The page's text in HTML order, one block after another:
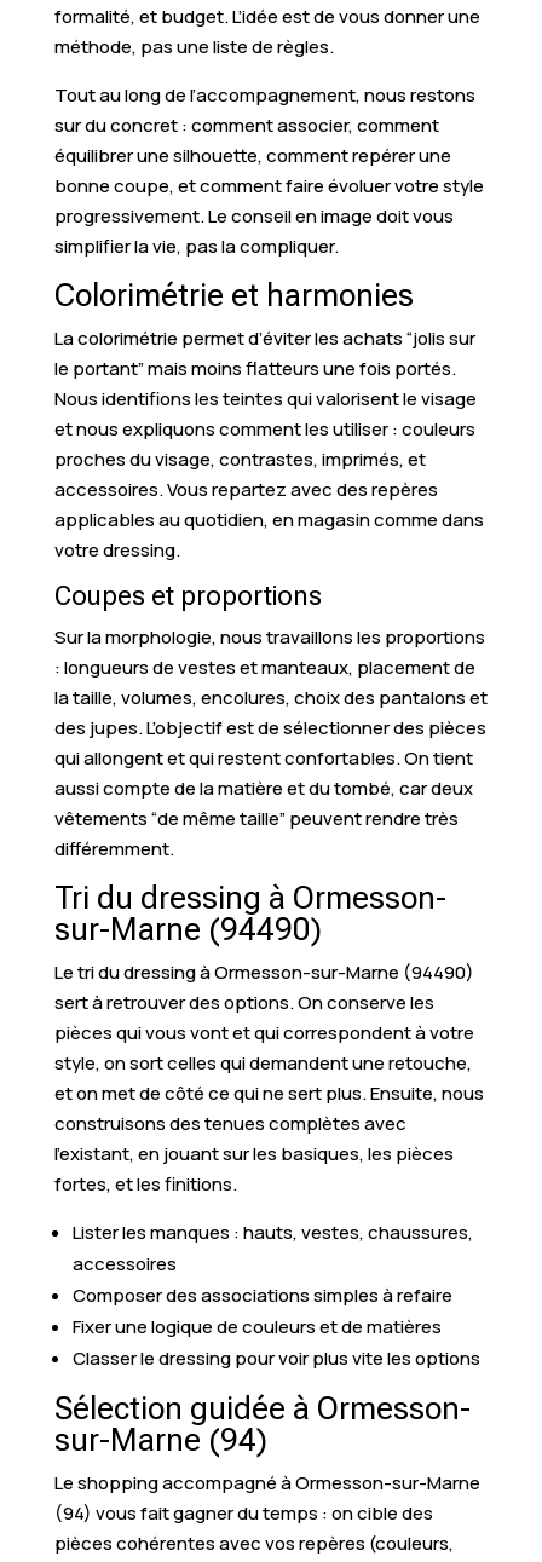
formalité, et budget. L’idée est de vous donner une
méthode, pas une liste de règles.
Tout au long de l’accompagnement, nous restons
sur du concret : comment associer, comment
équilibrer une silhouette, comment repérer une
bonne coupe, et comment faire évoluer votre style
progressivement. Le conseil en image doit vous
simplifier la vie, pas la compliquer.
Colorimétrie et harmonies
La colorimétrie permet d’éviter les achats “jolis sur
le portant” mais moins flatteurs une fois portés.
Nous identifions les teintes qui valorisent le visage
et nous expliquons comment les utiliser : couleurs
proches du visage, contrastes, imprimés, et
accessoires. Vous repartez avec des repères
applicables au quotidien, en magasin comme dans
votre dressing.
Coupes et proportions
Sur la morphologie, nous travaillons les proportions
: longueurs de vestes et manteaux, placement de
la taille, volumes, encolures, choix des pantalons et
des jupes. L’objectif est de sélectionner des pièces
qui allongent et qui restent confortables. On tient
aussi compte de la matière et du tombé, car deux
vêtements “de même taille” peuvent rendre très
différemment.
Tri du dressing à Ormesson-
sur-Marne (94490)
Le tri du dressing à Ormesson-sur-Marne (94490)
sert à retrouver des options. On conserve les
pièces qui vous vont et qui correspondent à votre
style, on sort celles qui demandent une retouche,
et on met de côté ce qui ne sert plus. Ensuite, nous
construisons des tenues complètes avec
l’existant, en jouant sur les basiques, les pièces
fortes, et les finitions.
Lister les manques : hauts, vestes, chaussures,
accessoires
Composer des associations simples à refaire
Fixer une logique de couleurs et de matières
Classer le dressing pour voir plus vite les options
Sélection guidée à Ormesson-
sur-Marne (94)
Le shopping accompagné à Ormesson-sur-Marne
(94) vous fait gagner du temps : on cible des
pièces cohérentes avec vos repères (couleurs,